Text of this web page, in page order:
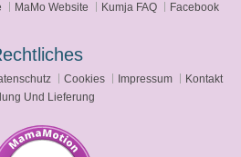
MaMo Website Kumja FAQ Facebook
Rechtliches
Cookies Impressum
Kontakt
Und Lieferung